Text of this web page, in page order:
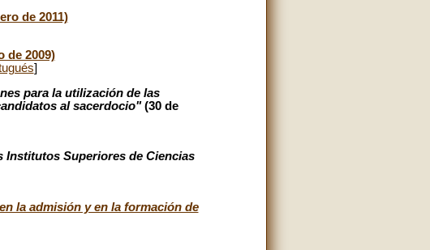
de 2011)
de 2009)
]
para la utilización de las
al sacerdocio"(30 de
Institutos Superiores de Ciencias
la admisión y en la formación de